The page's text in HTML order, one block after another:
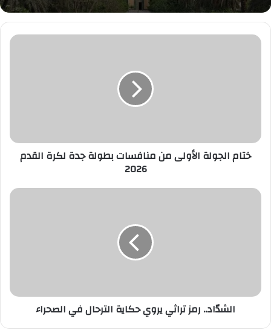
ختام
القدم
2026
ختام الجولة الأولى من منافسات بطولة جدة لكرة القدم
2026
الشدّاد..
الشدّاد.. رمز تراثي يروي حكاية الترحال في الصحراء